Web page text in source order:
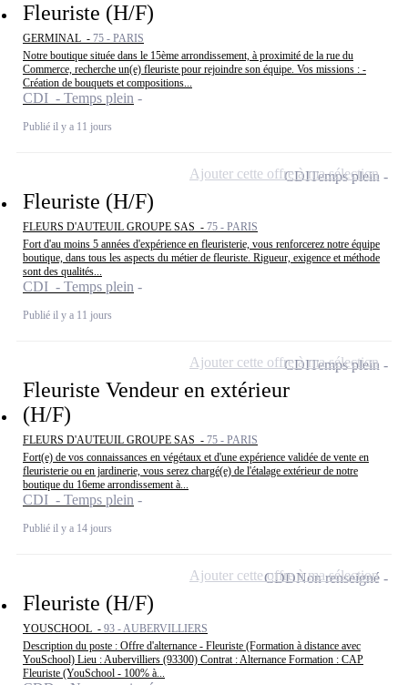
Fleuriste (H/F)
GERMINAL - 75 - PARIS
Notre boutique située dans le 15ème arrondissement, à proximité de la rue du
Commerce, recherche un(e) fleuriste pour rejoindre son équipe. Vos missions : -
Création de bouquets et compositions...
CDI - Temps plein
Publié il y a 11 jours
Fleuriste (H/F)
FLEURS D'AUTEUIL GROUPE SAS - 75 - PARIS
Fort d'au moins 5 années d'expérience en fleuristerie, vous renforcerez notre équipe
boutique, dans tous les aspects du métier de fleuriste. Rigueur, exigence et méthode
sont des qualités...
CDI - Temps plein
Publié il y a 11 jours
CDITemps plein
Ajouter cette offre à ma sélection
Fleuriste Vendeur en extérieur
(H/F)
FLEURS D'AUTEUIL GROUPE SAS - 75 - PARIS
Fort(e) de vos connaissances en végétaux et d'une expérience validée de vente en
fleuristerie ou en jardinerie, vous serez chargé(e) de l'étalage extérieur de notre
boutique du 16eme arrondissement à...
CDI - Temps plein
Publié il y a 14 jours
CDITemps plein
Ajouter cette offre à ma sélection
Fleuriste (H/F)
YOUSCHOOL - 93 - AUBERVILLIERS
Description du poste : Offre d'alternance - Fleuriste (Formation à distance avec
YouSchool) Lieu : Aubervilliers (93300) Contrat : Alternance Formation : CAP
Fleuriste (YouSchool - 100% à...
CDDNon renseigné
Ajouter cette offre à ma sélection